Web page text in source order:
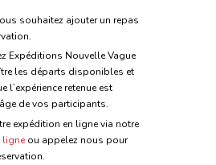
souhaitez ajouter un repas
Expéditions Nouvelle Vague
les départs disponibles et
l’expérience retenue est
de vos participants.
expédition en ligne via notre
ligne ou appelez nous pour